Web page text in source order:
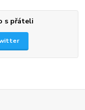
s přáteli